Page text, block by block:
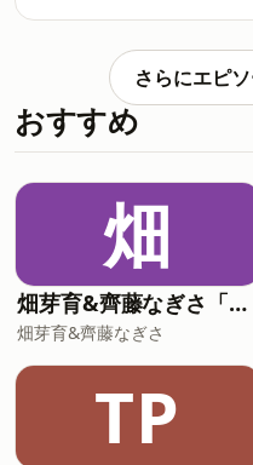
プ？11:14 海外
ープニングに言
17:58 業績につ
なにギラギラし
取り扱いしてお
INVERALLAN（
GOLFER
カラー カーディ
野のお悩み相談
https://
田野に悩みを打
特な方がいらっ
もご相談くださ
話題だと助かり
大丈夫です。※お
のみでご記入い
た！※お悩み相談
はありません
れる場合もござい
さらにエピ
おすすめ
畑
畑芽育&齊藤なぎさ「オフはこんな感じ」
畑芽育&齊藤なぎさ
TP